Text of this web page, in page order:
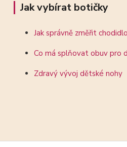
Jak vybírat botičky
Jak správně změřit chodidlo
Co má splňovat obuv pro
Zdravý vývoj dětské nohy